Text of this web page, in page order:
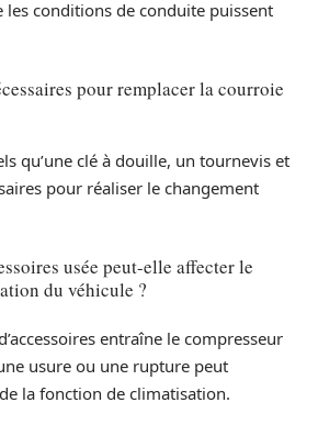
les conditions de conduite puissent
pour remplacer la courroie
qu’une clé à douille, un tournevis et
pour réaliser le changement
usée peut-elle affecter le
du véhicule ?
entraîne le compresseur
usure ou une rupture peut
la fonction de climatisation.